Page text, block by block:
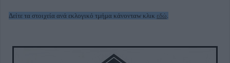
Δείτε τα στοιχεία ανά εκλογικό τμήμα κάνονταw κλικ εδώ.